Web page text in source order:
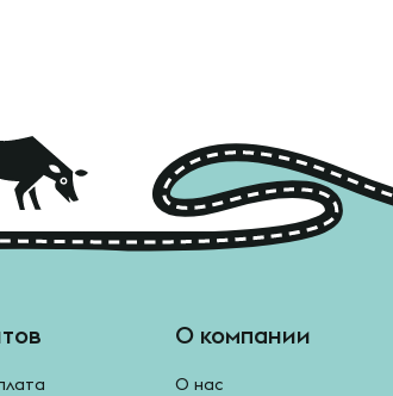
О компании
О нас